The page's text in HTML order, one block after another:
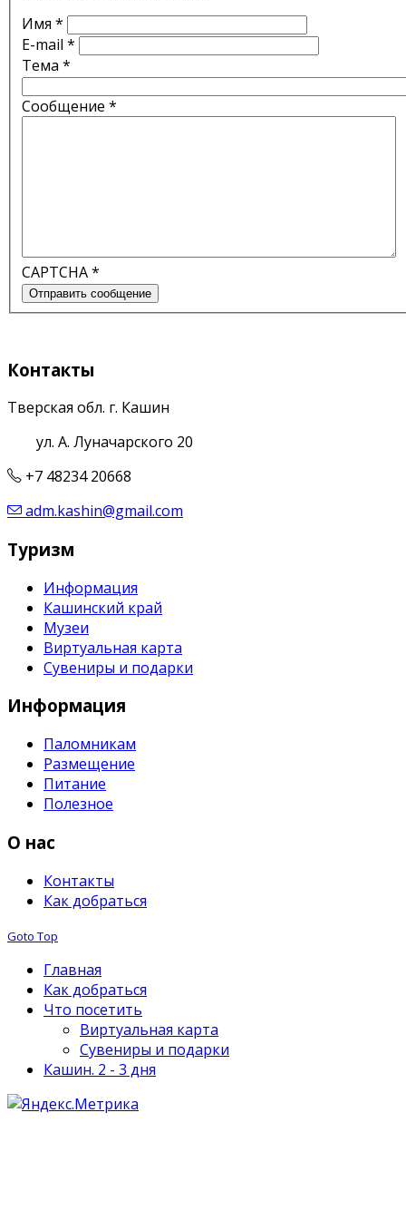
Имя *
E-mail *
Тема *
Сообщение *
CAPTCHA*
Отправить сообщение
Контакты
Тверская обл. г. Кашин
ул. А. Луначарского 20
+7 48234 20668
adm.kashin@gmail.com
Туризм
Информация
Кашинский край
Музеи
Виртуальная карта
Сувениры и подарки
Информация
Паломникам
Размещение
Питание
Полезное
О нас
Контакты
Как добраться
Goto Top
Главная
Как добраться
Что посетить
Виртуальная карта
Сувениры и подарки
Кашин. 2 - 3 дня